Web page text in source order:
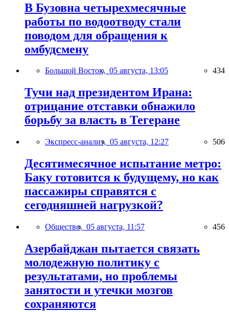
В Бузовна четырехмесячные
работы по водоотводу стали
поводом для обращения к
омбудсмену
Большой Восток, 05 августа, 13:05 434
Тучи над президентом Ирана:
отрицание отставки обнажило
борьбу за власть в Тегеране
Экспресс-анализ, 05 августа, 12:27 506
Десятимесячное испытание метро:
Баку готовится к будущему, но как
пассажиры справятся с
сегодняшней нагрузкой?
Общество, 05 августа, 11:57 456
Азербайджан пытается связать
молодежную политику с
результатами, но проблемы
занятости и утечки мозгов
сохраняются